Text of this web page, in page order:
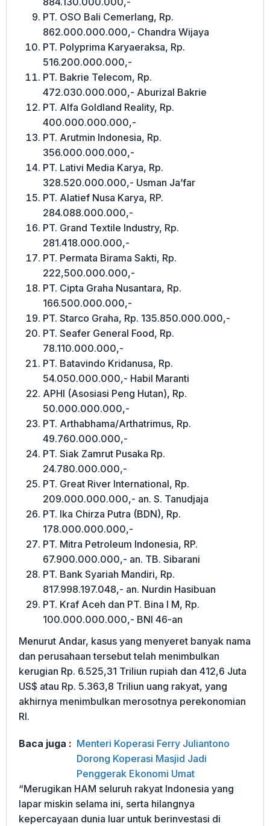
PT. OSO Bali Cemerlang, Rp.
862.000.000.000,- Chandra Wijaya
PT. Polyprima Karyaeraksa, Rp.
516.200.000.000,-
PT. Bakrie Telecom, Rp.
472.030.000.000,- Aburizal Bakrie
PT. Alfa Goldland Reality, Rp.
400.000.000.000,-
PT. Arutmin Indonesia, Rp.
356.000.000.000,-
PT. Lativi Media Karya, Rp.
328.520.000.000,- Usman Ja’far
PT. Alatief Nusa Karya, RP.
284.088.000.000,-
PT. Grand Textile Industry, Rp.
281.418.000.000,-
PT. Permata Birama Sakti, Rp.
222,500.000.000,-
PT. Cipta Graha Nusantara, Rp.
166.500.000.000,-
PT. Starco Graha, Rp. 135.850.000.000,-
PT. Seafer General Food, Rp.
78.110.000.000,-
PT. Batavindo Kridanusa, Rp.
54.050.000.000,- Habil Maranti
APHI (Asosiasi Peng Hutan), Rp.
50.000.000.000,-
PT. Arthabhama/Arthatrimus, Rp.
49.760.000.000,-
PT. Siak Zamrut Pusaka Rp.
24.780.000.000,-
PT. Great River International, Rp.
209.000.000.000,- an. S. Tanudjaja
PT. Ika Chirza Putra (BDN), Rp.
178.000.000.000,-
PT. Mitra Petroleum Indonesia, RP.
67.900.000.000,- an. TB. Sibarani
PT. Bank Syariah Mandiri, Rp.
817.998.197.048,- an. Nurdin Hasibuan
PT. Kraf Aceh dan PT. Bina I M, Rp.
100.000.000.000,- BNI 46-an
Menurut Andar, kasus yang menyeret banyak nama
dan perusahaan tersebut telah menimbulkan
kerugian Rp. 6.525,31 Triliun rupiah dan 412,6 Juta
US$ atau Rp. 5.363,8 Triliun uang rakyat, yang
akhirnya menimbulkan merosotnya perekonomian
RI.
Baca juga : Menteri Koperasi Ferry Juliantono
Dorong Koperasi Masjid Jadi
Penggerak Ekonomi Umat
“Merugikan HAM seluruh rakyat Indonesia yang
lapar miskin selama ini, serta hilangnya
kepercayaan dunia luar untuk berinvestasi di